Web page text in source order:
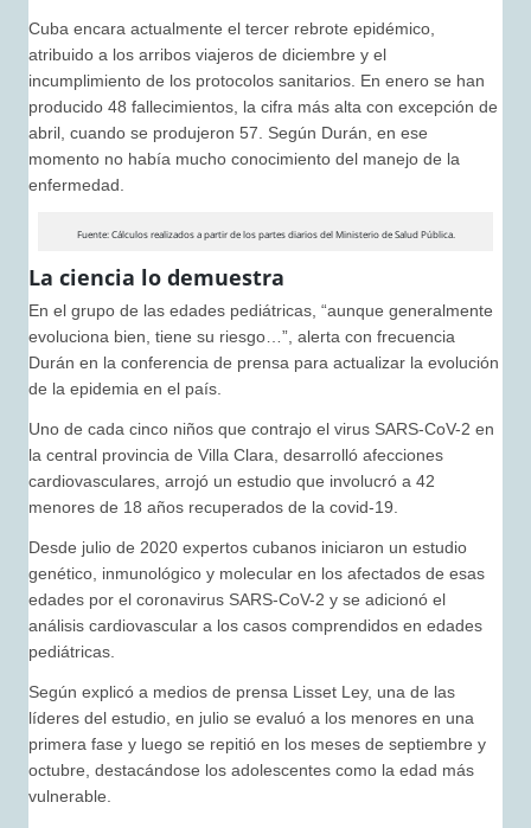
Cuba encara actualmente el tercer rebrote epidémico,
atribuido a los arribos viajeros de diciembre y el
incumplimiento de los protocolos sanitarios. En enero se han
producido 48 fallecimientos, la cifra más alta con excepción de
abril, cuando se produjeron 57. Según Durán, en ese
momento no había mucho conocimiento del manejo de la
enfermedad.
Fuente: Cálculos realizados a partir de los partes diarios del Ministerio de Salud Pública.
La ciencia lo demuestra
En el grupo de las edades pediátricas, “aunque generalmente
evoluciona bien, tiene su riesgo…”, alerta con frecuencia
Durán en la conferencia de prensa para actualizar la evolución
de la epidemia en el país.
Uno de cada cinco niños que contrajo el virus SARS-CoV-2 en
la central provincia de Villa Clara, desarrolló afecciones
cardiovasculares, arrojó un estudio que involucró a 42
menores de 18 años recuperados de la covid-19.
Desde julio de 2020 expertos cubanos iniciaron un estudio
genético, inmunológico y molecular en los afectados de esas
edades por el coronavirus SARS-CoV-2 y se adicionó el
análisis cardiovascular a los casos comprendidos en edades
pediátricas.
Según explicó a medios de prensa Lisset Ley, una de las
líderes del estudio, en julio se evaluó a los menores en una
primera fase y luego se repitió en los meses de septiembre y
octubre, destacándose los adolescentes como la edad más
vulnerable.